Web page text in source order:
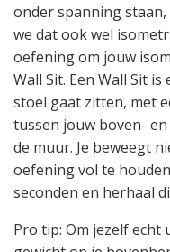
onder spanning
we dat ook wel
oefening om jouw
Wall Sit. Een Wall Sit
stoel gaat zitten, met
tussen jouw boven-
de muur. Je beweegt
oefening vol te
seconden en herhaal
Pro tip: Om jezelf echt